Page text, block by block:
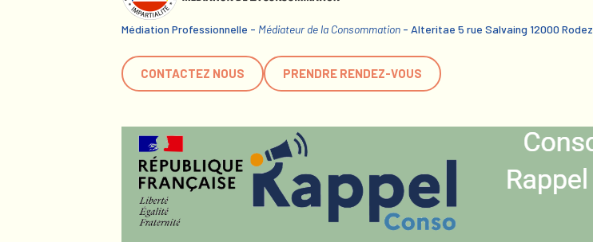
Médiation Professionnelle - Médiateur de la Consommation - Alteritae 5 rue Salvaing 12000 Rodez
CONTACTEZ NOUS PRENDRE RENDEZ-VOUS